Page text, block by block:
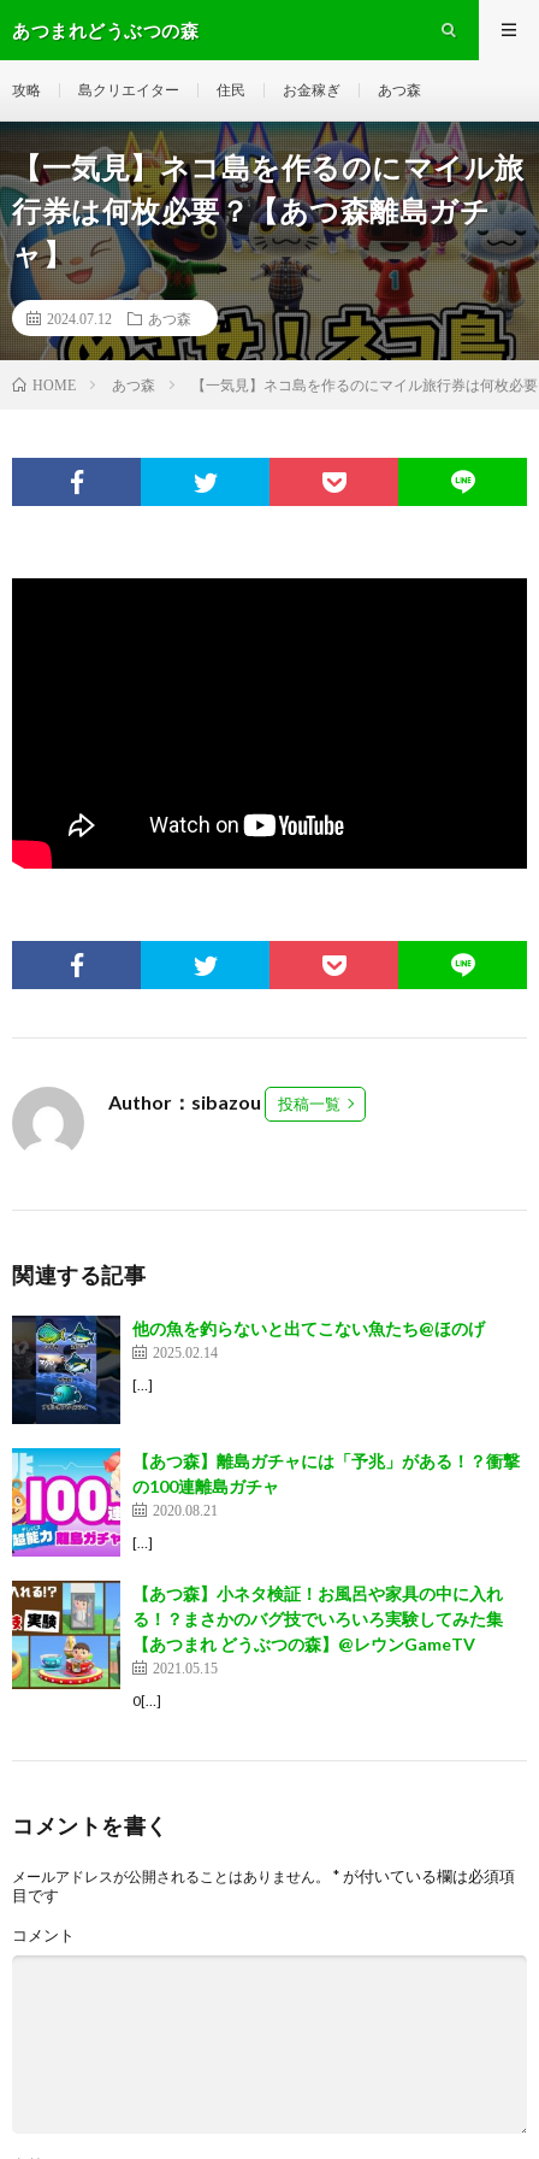
あつまれどうぶつの森
攻略 島クリエイター 住民 お金稼ぎ あつ森
【一気見】ネコ島を作るのにマイル旅
行券は何枚必要？【あつ森離島ガチ
ャ】
2024.07.12 あつ森
HOME あつ森 【一気見】ネコ島を作るのにマイル旅行券は何枚必
Author：sibazou 投稿一覧
関連する記事
他の魚を釣らないと出てこない魚たち@ほのげ
2025.02.14
[…]
【あつ森】離島ガチャには「予兆」がある！？衝撃
の100連離島ガチャ
2020.08.21
[…]
【あつ森】小ネタ検証！お風呂や家具の中に入れ
る！？まさかのバグ技でいろいろ実験してみた集
【あつまれ どうぶつの森】@レウンGameTV
2021.05.15
0[…]
コメントを書く
メールアドレスが公開されることはありません。 *が付いている欄は必須項
目です
コメント